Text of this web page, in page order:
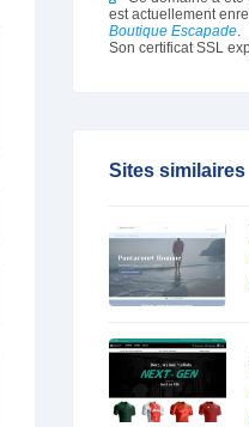
est actuellement
Boutique Escapade.
Son certificat SSL
Sites similaires